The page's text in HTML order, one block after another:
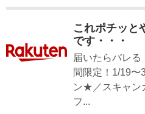
これポチッと
です・・・
届いたらバレる
間限定！1/19〜
ン★／スキャン
フ...